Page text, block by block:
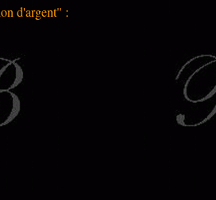
d'argent" :